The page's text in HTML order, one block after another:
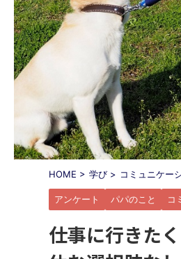
HOME > 学び > コミュニケー
アンケート パパのこと コ
仕事に行きた